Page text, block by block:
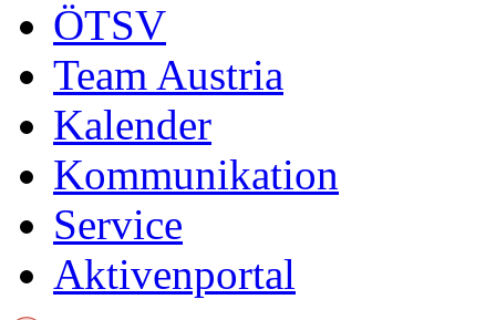
ÖTSV
Team Austria
Kalender
Kommunikation
Service
Aktivenportal